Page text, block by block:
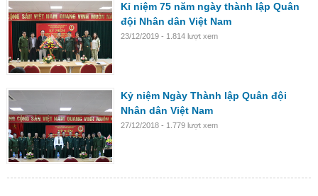
Kỉ niệm 75 năm ngày thành lập Quân
đội Nhân dân Việt Nam
23/12/2019 - 1.814 lượt xem
Kỷ niệm Ngày Thành lập Quân đội
Nhân dân Việt Nam
27/12/2018 - 1.779 lượt xem